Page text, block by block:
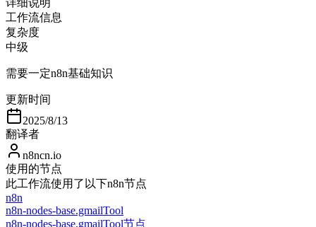
工作流信息
复杂度
中级
需要一定n8n基础知识
更新时间
2025/8/13
翻译者
n8ncn.io
使用的节点
此工作流使用了以下n8n节点
n8n
n8n-nodes-base.gmailTool
n8n-nodes-base.gmailTool节点